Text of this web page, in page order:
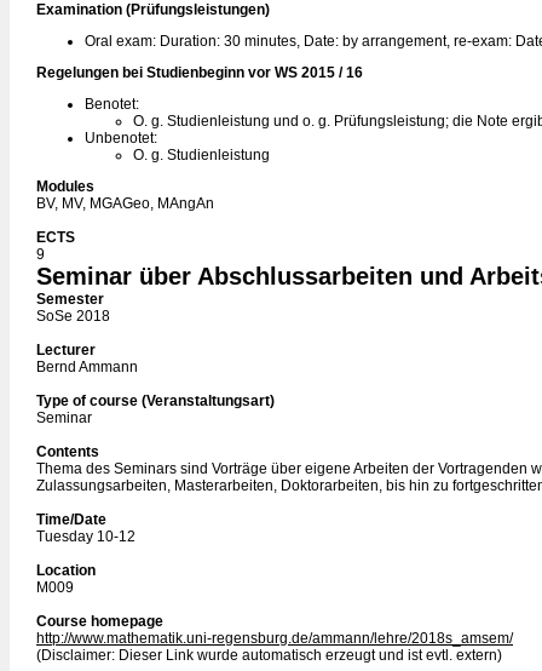
Examination (Prüfungsleistungen)
Oral exam: Duration: 30 minutes, Date: by arrangement, re-exam:
Regelungen bei Studienbeginn vor WS 2015 / 16
Benotet:
O. g. Studienleistung und o. g. Prüfungsleistung; die Note
Unbenotet:
O. g. Studienleistung
Modules
BV, MV, MGAGeo, MAngAn
ECTS
9
Seminar über Abschlussarbeiten und
Semester
SoSe 2018
Lecturer
Bernd Ammann
Type of course (Veranstaltungsart)
Seminar
Contents
Thema des Seminars sind Vorträge über eigene Arbeiten der Vortragenden
Zulassungsarbeiten, Masterarbeiten, Doktorarbeiten, bis hin zu
Time/Date
Tuesday 10-12
Location
M009
Course homepage
http://www.mathematik.uni-regensburg.de/ammann/lehre/2018s_amsem/
(Disclaimer: Dieser Link wurde automatisch erzeugt und ist evtl. extern)